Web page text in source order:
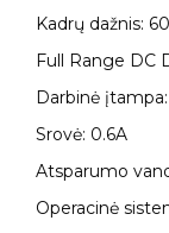
Kadrų dažnis:
Full Range DC
Darbinė
Srovė: 0.6A
Atsparumo
Operacinė